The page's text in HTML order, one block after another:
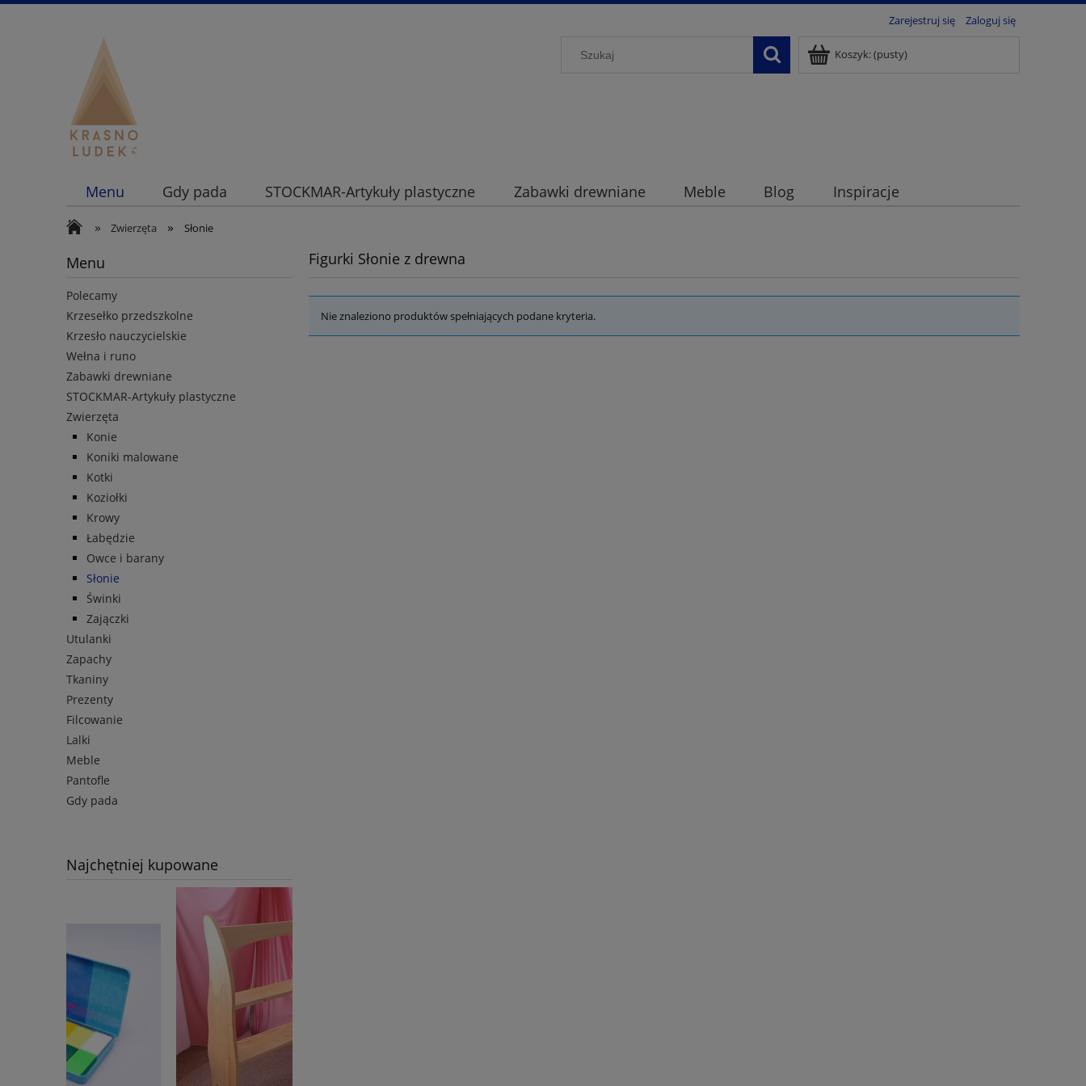
Zarejestruj się Zaloguj się
Koszyk:(pusty)
Menu Gdy pada STOCKMAR-Artykuły plastyczne Zabawki drewniane Meble Blog Inspiracje
» Zwierzęta » Słonie
Menu
Polecamy
Krzesełko przedszkolne
Krzesło nauczycielskie
Wełna i runo
Zabawki drewniane
STOCKMAR-Artykuły plastyczne
Zwierzęta
Konie
Koniki malowane
Kotki
Koziołki
Krowy
Łabędzie
Owce i barany
Słonie
Świnki
Zajączki
Utulanki
Zapachy
Tkaniny
Prezenty
Filcowanie
Lalki
Meble
Pantofle
Gdy pada
Najchętniej kupowane
Figurki Słonie z drewna
Nie znaleziono produktów spełniających podane kryteria.